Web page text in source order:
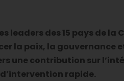
leaders des 15 pays de la
la paix, la gouvernance
une contribution sur
rapide.